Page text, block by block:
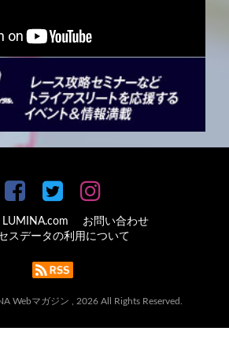
LUMINA.com
お問い合わせ
スデータの利用について
Webマガジン , 2026 All Rights Reserved.